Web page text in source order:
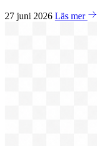
27 juni 2026 Läs mer